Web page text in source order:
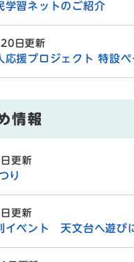
学習ネットのご紹介
日更新
応援プロジェクト 特設ペ
情報
更新
り
更新
イベント 天文台へ遊び